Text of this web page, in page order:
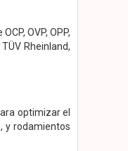
OVP, OPP,
Rheinland,
optimizar el
y rodamientos